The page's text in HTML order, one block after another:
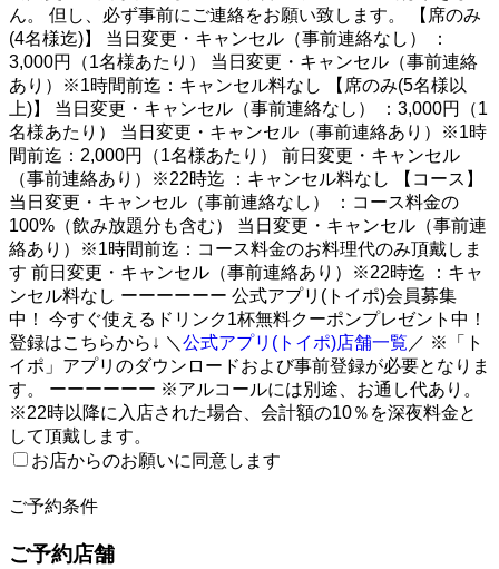
ん。 但し、必ず事前にご連絡をお願い致します。 【席のみ
(4名様迄)】 当日変更・キャンセル（事前連絡なし） ：
3,000円（1名様あたり） 当日変更・キャンセル（事前連絡
あり）※1時間前迄：キャンセル料なし 【席のみ(5名様以
上)】 当日変更・キャンセル（事前連絡なし） ：3,000円（1
名様あたり） 当日変更・キャンセル（事前連絡あり）※1時
間前迄：2,000円（1名様あたり） 前日変更・キャンセル
（事前連絡あり）※22時迄 ：キャンセル料なし 【コース】
当日変更・キャンセル（事前連絡なし） ：コース料金の
100%（飲み放題分も含む） 当日変更・キャンセル（事前連
絡あり）※1時間前迄：コース料金のお料理代のみ頂戴しま
す 前日変更・キャンセル（事前連絡あり）※22時迄 ：キャ
ンセル料なし ーーーーーー 公式アプリ(トイポ)会員募集
中！ 今すぐ使えるドリンク1杯無料クーポンプレゼント中！
登録はこちらから↓ ＼ 公式アプリ(トイポ)店舗一覧 ／ ※「ト
イポ」アプリのダウンロードおよび事前登録が必要となりま
す。 ーーーーーー ※アルコールには別途、お通し代あり。
※22時以降に入店された場合、会計額の10％を深夜料金と
して頂戴します。
お店からのお願いに同意します
ご予約条件
ご予約店舗